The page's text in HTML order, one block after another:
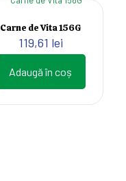
Carne de Vita 156G
119,61 lei
Adaugă în coș